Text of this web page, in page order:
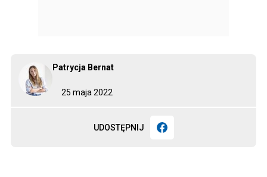
25 maja 2022
Patrycja Bernat
UDOSTĘPNIJ